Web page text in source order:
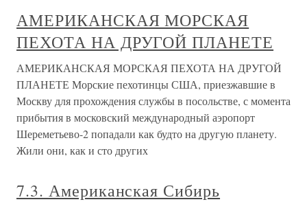
АМЕРИКАНСКАЯ МОРСКАЯ
ПЕХОТА НА ДРУГОЙ ПЛАНЕТЕ
АМЕРИКАНСКАЯ МОРСКАЯ ПЕХОТА НА ДРУГОЙ
ПЛАНЕТЕ Морские пехотинцы США, приезжавшие в
Москву для прохождения службы в посольстве, с момента
прибытия в московский международный аэропорт
Шереметьево-2 попадали как будто на другую планету.
Жили они, как и сто других
7.3. Американская Сибирь